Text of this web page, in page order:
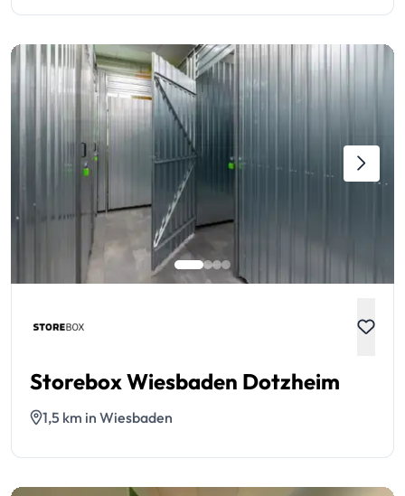
Storebox Wiesbaden Dotzheim
1,5 km in Wiesbaden